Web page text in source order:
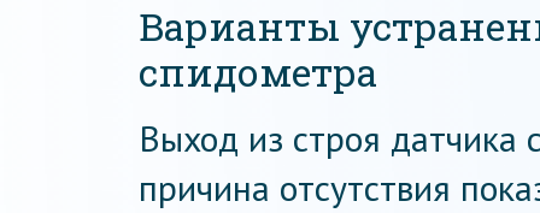
Варианты
спидометра
Выход из строя датчика
причина отсутствия